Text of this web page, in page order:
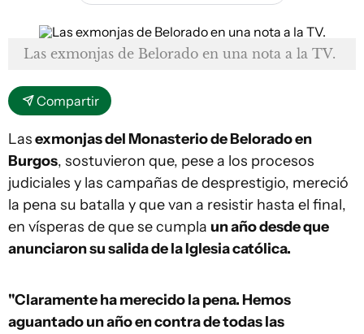
Las exmonjas de Belorado en una nota a la TV.
Compartir
Lasexmonjas del Monasterio de Belorado en
Burgos, sostuvieron que, pese a los procesos
judiciales y las campañas de desprestigio, mereció
la pena su batalla y que van a resistir hasta el final,
en vísperas de que se cumpla un año desde que
anunciaron su salida de la Iglesia católica.
"Claramente ha merecido la pena. Hemos
aguantado un año en contra de todas las